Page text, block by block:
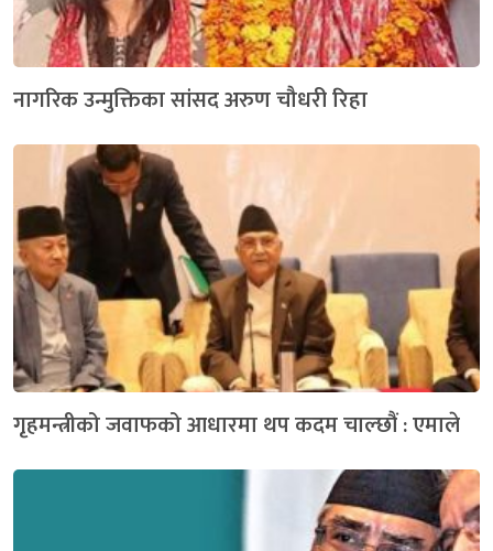
नागरिक उन्मुक्तिका सांसद अरुण चौधरी रिहा
गृहमन्त्रीको जवाफको आधारमा थप कदम चाल्छौं : एमाले